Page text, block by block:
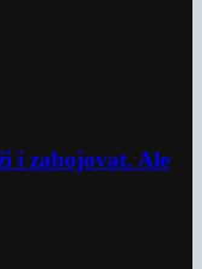
i zabojovat. Ale